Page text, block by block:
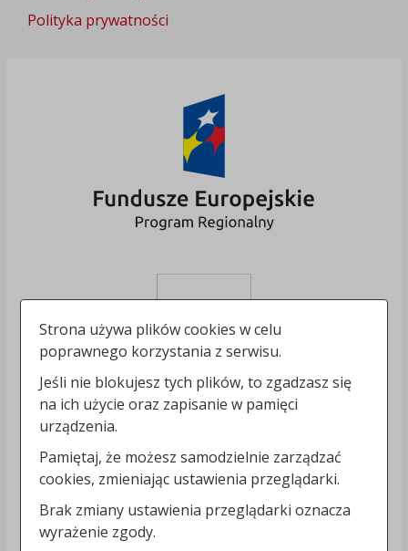
Polityka prywatności
Strona używa plików cookies w celu
poprawnego korzystania z serwisu.
Jeśli nie blokujesz tych plików, to zgadzasz się
na ich użycie oraz zapisanie w pamięci
urządzenia.
Pamiętaj, że możesz samodzielnie zarządzać
cookies, zmieniając ustawienia przeglądarki.
Brak zmiany ustawienia przeglądarki oznacza
wyrażenie zgody.